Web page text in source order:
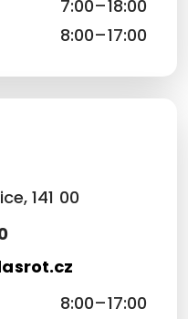
7:00–18:00
8:00–17:00
141 00
8:00–17:00